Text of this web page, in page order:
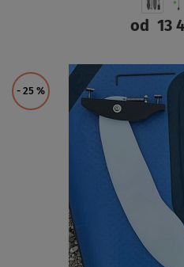
od 13
- 25 %